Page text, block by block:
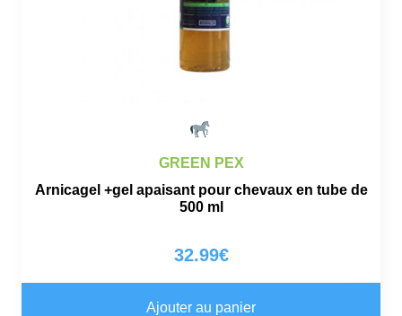
GREEN PEX
Arnicagel +gel apaisant pour chevaux en tube de
500 ml
32.99€
Ajouter au panier